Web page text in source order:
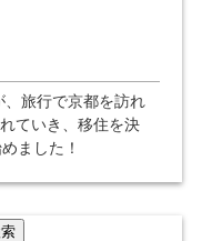
旅行で京都を訪れ
ていき、移住を決
ました！